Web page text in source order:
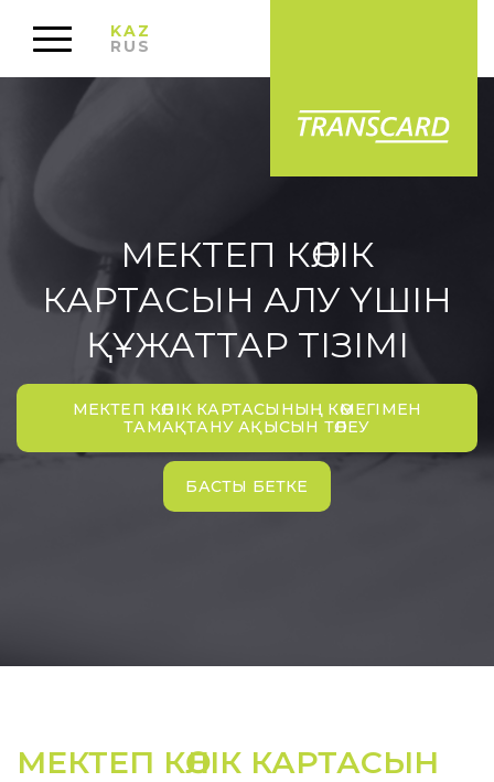
KAZ
RUS
МЕКТЕП КӨЛІК
КАРТАСЫН АЛУ ҮШІН
ҚҰЖАТТАР ТІЗІМІ
МЕКТЕП КӨЛІК КАРТАСЫНЫҢ КӨМЕГІМЕН
ТАМАҚТАНУ АҚЫСЫН ТӨЛЕУ
БАСТЫ БЕТКЕ
МЕКТЕП КӨЛІК КАРТАСЫН